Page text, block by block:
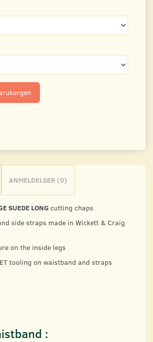
ANMELDELSER (0)
SUEDE LONG cutting chaps
side straps made in Wickett & Craig
on the inside legs
tooling on waistband and straps
: